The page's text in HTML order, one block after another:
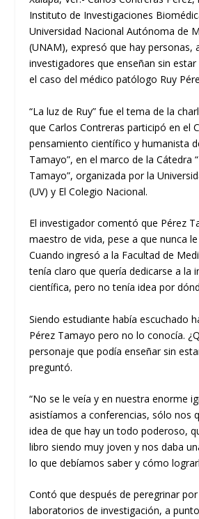
Instituto de Investigaciones
Universidad Nacional Autónoma de
(UNAM),expresó que hay personas,
investigadores que enseñan sin
el caso del médico patólogo Ruy
“La luz de Ruy”fue el tema de la
queCarlos Contreras participóen el
pensamiento científico y humanista
Tamayo”, en el marco de la Cátedra“
Tamayo”, organizada por la
(UV) y El Colegio Nacional.
El investigadorcomentó que Pérez
maestro de vida, pese a que nunca
Cuando ingresó a la Facultad de
tenía claro que quería dedicarse a la
científica, pero notenía idea por
Siendo estudiante había escuchado
Pérez Tamayo pero no lo conocía.
personaje que podía enseñar sin
preguntó.
“No se le veía y en nuestra enorme
asistíamos a conferencias, sólo nos
idea de que hay un todo poderoso,
libro siendo muy joven y nos daba
loque debíamos saber y cómo
Contó que después de peregrinar
laboratorios de investigación, a